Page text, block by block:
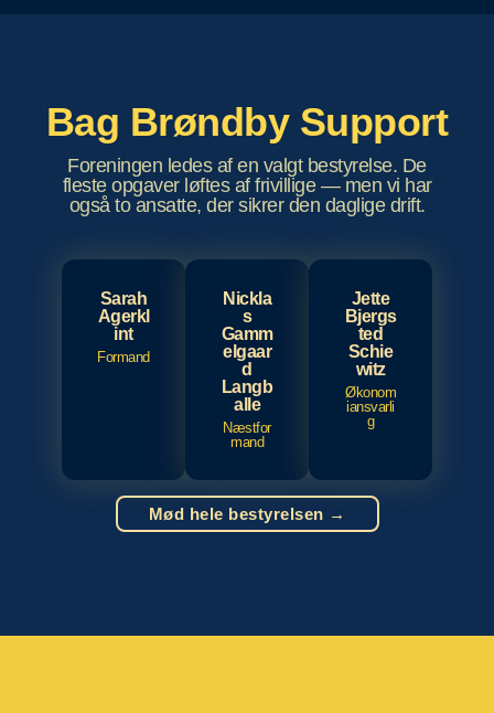
Bag Brøndby Support
Foreningen ledes af en valgt bestyrelse. De
fleste opgaver løftes af frivillige — men vi har
også to ansatte, der sikrer den daglige drift.
Sarah
Agerkl
int
Formand
Nickla
s
Gamm
elgaar
d
Langb
alle
Næstfor
mand
Jette
Bjergs
ted
Schie
witz
Økonom
iansvarli
g
Mød hele bestyrelsen →